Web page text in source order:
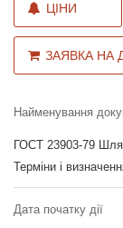
ЦІНИ
ЗАЯВКА НА
Найменування
ГОСТ 23903-79
Терміни і
Дата початку дії